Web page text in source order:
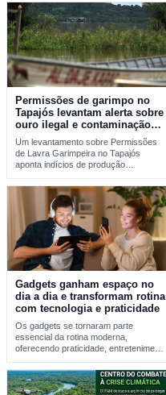
Permissões de garimpo no
Tapajós levantam alerta sobre
ouro ilegal e contaminação
por mercúrio
Um levantamento sobre Permissões
de Lavra Garimpeira no Tapajós
aponta indícios de produção
Gadgets ganham espaço no
dia a dia e transformam rotina
com tecnologia e praticidade
Os gadgets se tornaram parte
essencial da rotina moderna,
oferecendo praticidade, entretenimento
desses…